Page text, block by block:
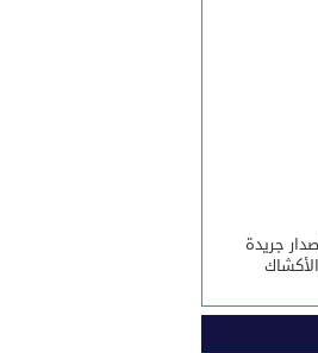
العرش المجيد.
جريدة